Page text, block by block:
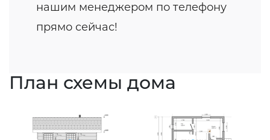
нашим менеджером по телефону
прямо сейчас!
План схемы дома